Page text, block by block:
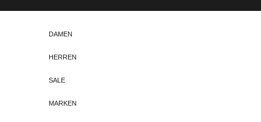
DAMEN
HERREN
SALE
MARKEN